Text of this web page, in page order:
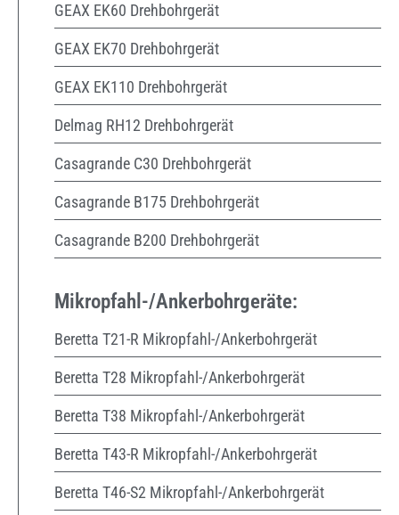
GEAX EK60 Drehbohrgerät
GEAX EK70 Drehbohrgerät
GEAX EK110 Drehbohrgerät
Delmag RH12 Drehbohrgerät
Casagrande C30 Drehbohrgerät
Casagrande B175 Drehbohrgerät
Casagrande B200 Drehbohrgerät
Mikropfahl-/Ankerbohrgeräte:
Beretta T21-R Mikropfahl-/Ankerbohrgerät
Beretta T28 Mikropfahl-/Ankerbohrgerät
Beretta T38 Mikropfahl-/Ankerbohrgerät
Beretta T43-R Mikropfahl-/Ankerbohrgerät
Beretta T46-S2 Mikropfahl-/Ankerbohrgerät